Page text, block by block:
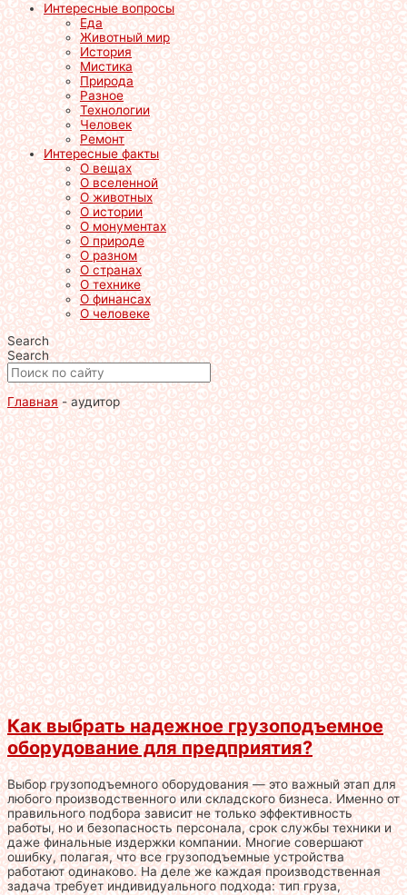
Интересные вопросы
Еда
Животный мир
История
Мистика
Природа
Разное
Технологии
Человек
Ремонт
Интересные факты
О вещах
О вселенной
О животных
О истории
О монументах
О природе
О разном
О странах
О технике
О финансах
О человеке
Search
Search
Главная-аудитор
Как выбрать надежное грузоподъемное
оборудование для предприятия?
Выбор грузоподъемного оборудования — это важный этап для
любого производственного или складского бизнеса. Именно от
правильного подбора зависит не только эффективность
работы, но и безопасность персонала, срок службы техники и
даже финальные издержки компании. Многие совершают
ошибку, полагая, что все грузоподъемные устройства
работают одинаково. На деле же каждая производственная
задача требует индивидуального подхода: тип груза,